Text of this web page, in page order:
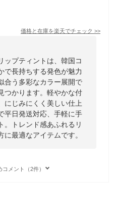
価格と在庫を楽天でチェック >>
ップティントは、韓国コ
で長持ちする発色が魅力
合う多彩なカラー展開で
つかります。軽やかな付
にじみにくく美しい仕上
平日発送対応、手軽に手
。トレンド感あふれるリ
最適なアイテムです。
メント（2件）